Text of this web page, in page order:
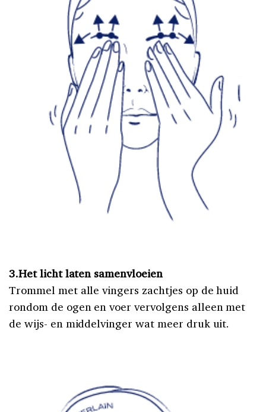
3.Het licht laten samenvloeien
Trommel met alle vingers zachtjes op de huid
rondom de ogen en voer vervolgens alleen met
de wijs- en middelvinger wat meer druk uit.